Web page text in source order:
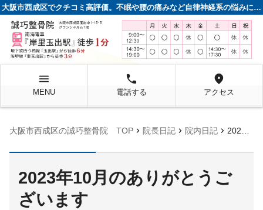
大阪市西成区でクチコミ高評価。不眠や腰の痛みなど自律神経系の悩みに強い整骨院
menu
MENU
local_phone
電話する
location_on
アクセス
大阪市西成区の誠巧整骨院 TOP chevron_right 院長日記 chevron_right 院内日記 chevron_right 2023年10月のありがとうございます
2023年10月のありがとうご
ざいます